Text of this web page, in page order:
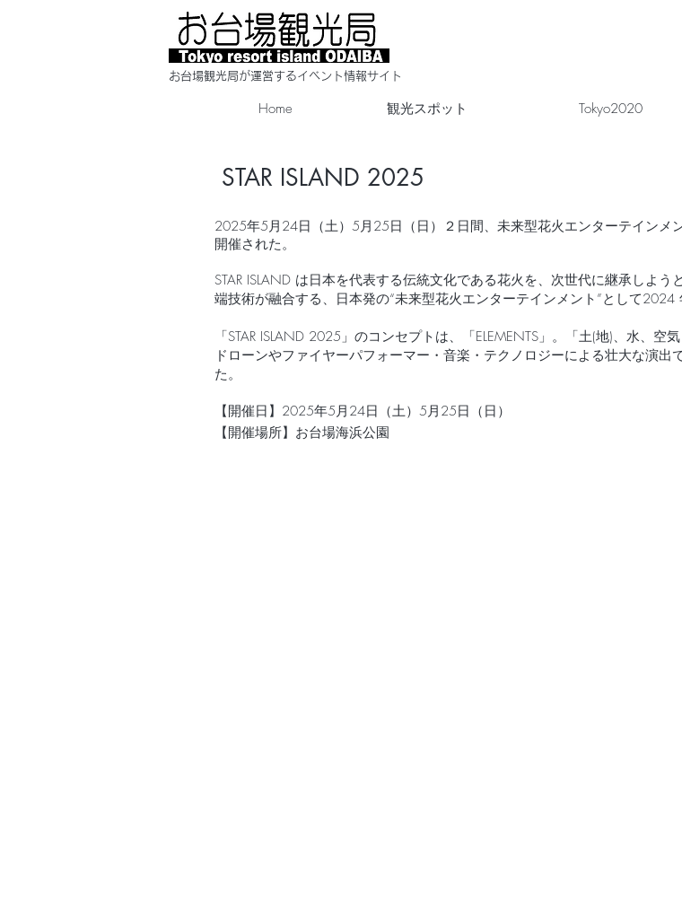
​お台場観光局が運営するイベント情報サイト
Home 観光スポット Tokyo2020
STAR ISLAND 2025
2025年5月24日（土）5月25日（日）２日間、 未来型花⽕エンターテインメ
開催された。
STAR ISLAND は⽇本を代表する伝統⽂化である花⽕を、次世代に継承しよ
端技術が融合する、⽇本発の“未来型花⽕エンターテインメント”として2024
「STAR ISLAND 2025」のコンセプトは、「ELEMENTS」。「土(地)、水、
ドローンやファイヤーパフォーマー・音楽・テクノロジーによる壮大な演
た。
【開催日】2025年5月24日（土）5月25日（日）
【開催場所】お台場海浜公園